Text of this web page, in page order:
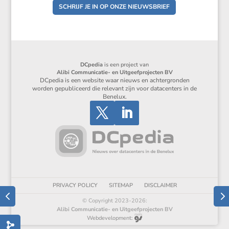
SCHRIJF JE IN OP ONZE NIEUWSBRIEF
DCpedia is een project van
Alibi Communicatie- en Uitgeefprojecten BV
DCpedia is een website waar nieuws en achtergronden
worden gepubliceerd die relevant zijn voor datacenters in de
Benelux.
PRIVACY POLICY SITEMAP
DISCLAIMER
© Copyright 2023-2026:
Alibi Communicatie- en Uitgeefprojecten BV
Webdevelopment: